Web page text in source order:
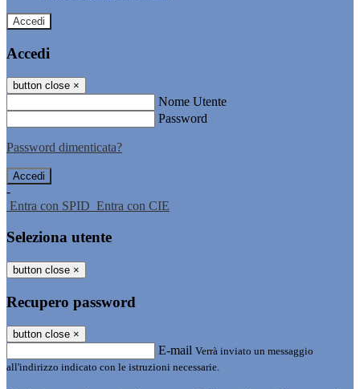
Accedi
Accedi
button close ×
Nome Utente
Password
Password dimenticata?
-
Entra con SPID Entra con CIE
Seleziona utente
button close ×
Recupero password
button close ×
E-mail Verrà inviato un messaggio
all'indirizzo indicato con le istruzioni necessarie.